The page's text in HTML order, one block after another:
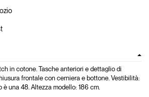
in cotone. Tasche anteriori e dettaglio di
frontale con cerniera e bottone. Vestibilità:
una 48. Altezza modello: 186 cm.